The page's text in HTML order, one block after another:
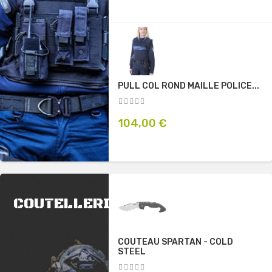
MAILLE POLICE... BONNET POLICE MUNICIPALE -...
Prix
27,50 €
COUTELLERIE
COUTEAU DE GAUCHO
ARGENTIN...